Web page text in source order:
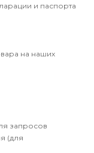
и паспорта
на наших
запросов
(для